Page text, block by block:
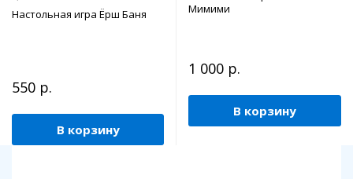
Настольная игра Ёрш Баня
550 р.
В корзину
Мимими
1 000 р.
В корзину